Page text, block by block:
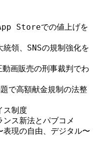
Storeでの値上げを
領、SNSの規制強化を
画販売の刑事裁判でわ
高額献金規制の法整
制度
ス新法とパブコメ